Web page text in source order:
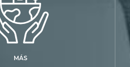
MÁS